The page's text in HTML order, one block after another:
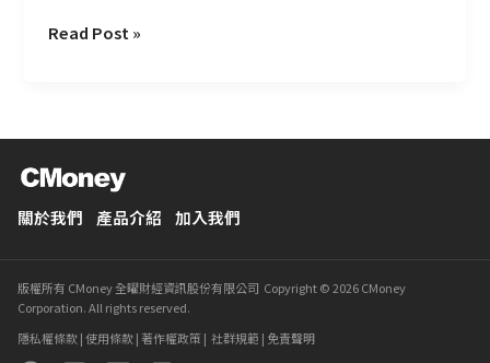
Read Post »
關於我們 產品介紹 加入我們
版權所有 CMoney 全曜財經資訊股份有限公司 Copyright © 2026 CMoney
Corporation. All rights reserved.
隱私權條款|使用條款| 著作權政策| 社群規範 | 免責聲明